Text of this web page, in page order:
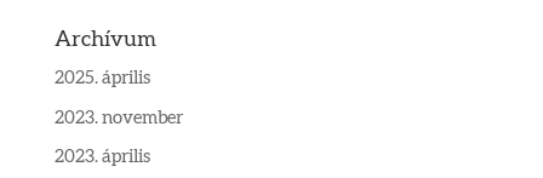
Archívum
2025. április
2023. november
2023. április